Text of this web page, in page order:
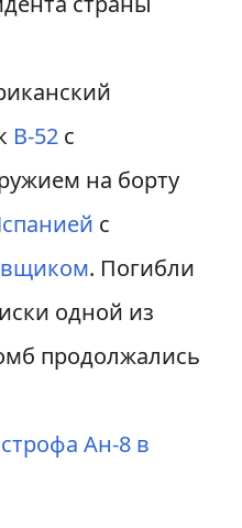
B-52с
на борту
с
. Погибли
одной из
продолжались
Ан-8 в